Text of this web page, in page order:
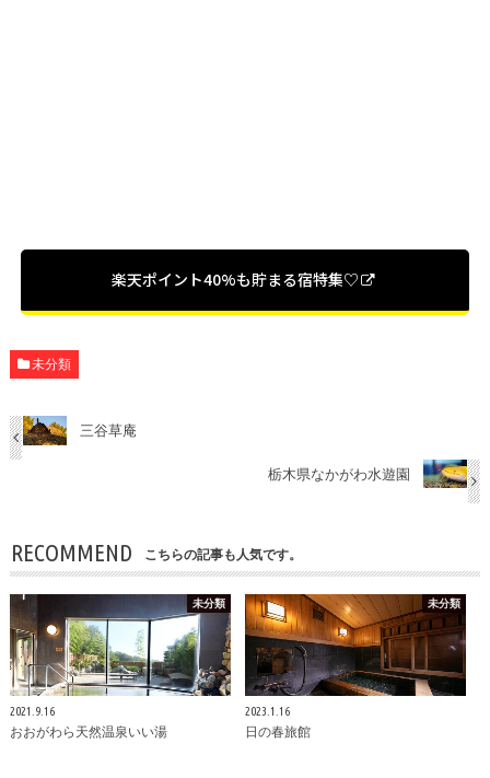
楽天ポイント40%も貯まる宿特集♡
未分類
三谷草庵
栃木県なかがわ水遊園
RECOMMEND こちらの記事も人気です。
未分類
2021.9.16
おおがわら天然温泉いい湯
未分類
2023.1.16
日の春旅館